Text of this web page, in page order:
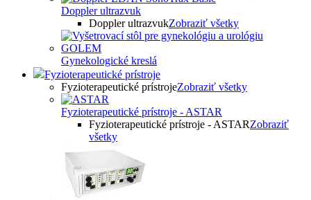
Doppler ultrazvuk
Doppler ultrazvukZobraziť všetky
Gynekologické kreslá
Fyzioterapeutické prístroje
Fyzioterapeutické prístrojeZobraziť všetky
Fyzioterapeutické prístroje - ASTAR
Fyzioterapeutické prístroje - ASTARZobraziť
všetky